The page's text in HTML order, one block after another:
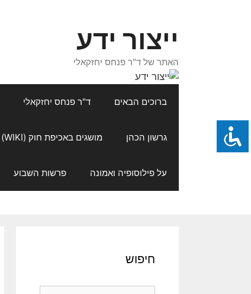
ייצור ידע
האתר של ד"ר פנחס יחזקאלי
ברוכים הבאים ד"ר פנחס יחזקאלי
גרשון הכהן מושגים באכיפת חוק (WIKI)
על פילוסופיה ואמונה פרשות השבוע
חיפוש